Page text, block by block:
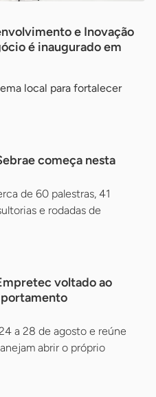
e Inovação
é inaugurado em
local para fortalecer
começa nesta
de 60 palestras, 41
e rodadas de
voltado ao
a 28 de agosto e reúne
abrir o próprio